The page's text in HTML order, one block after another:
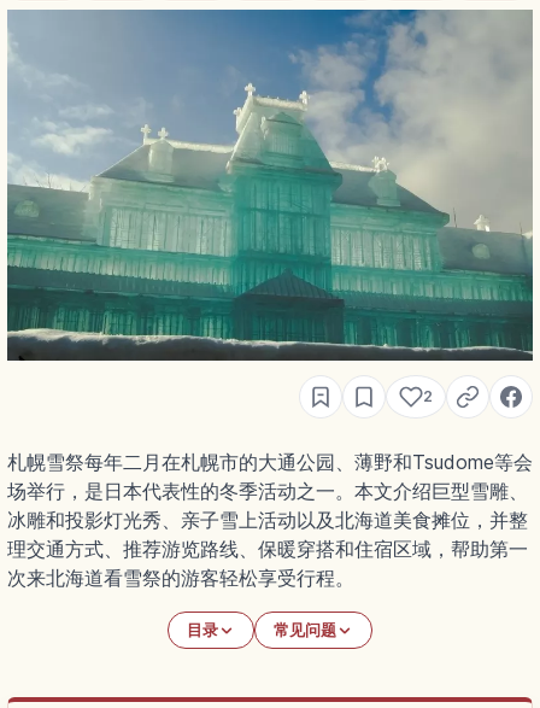
2
札幌雪祭每年二月在札幌市的大通公园、薄野和Tsudome等会
场举行，是日本代表性的冬季活动之一。本文介绍巨型雪雕、
冰雕和投影灯光秀、亲子雪上活动以及北海道美食摊位，并整
理交通方式、推荐游览路线、保暖穿搭和住宿区域，帮助第一
次来北海道看雪祭的游客轻松享受行程。
目录 常见问题